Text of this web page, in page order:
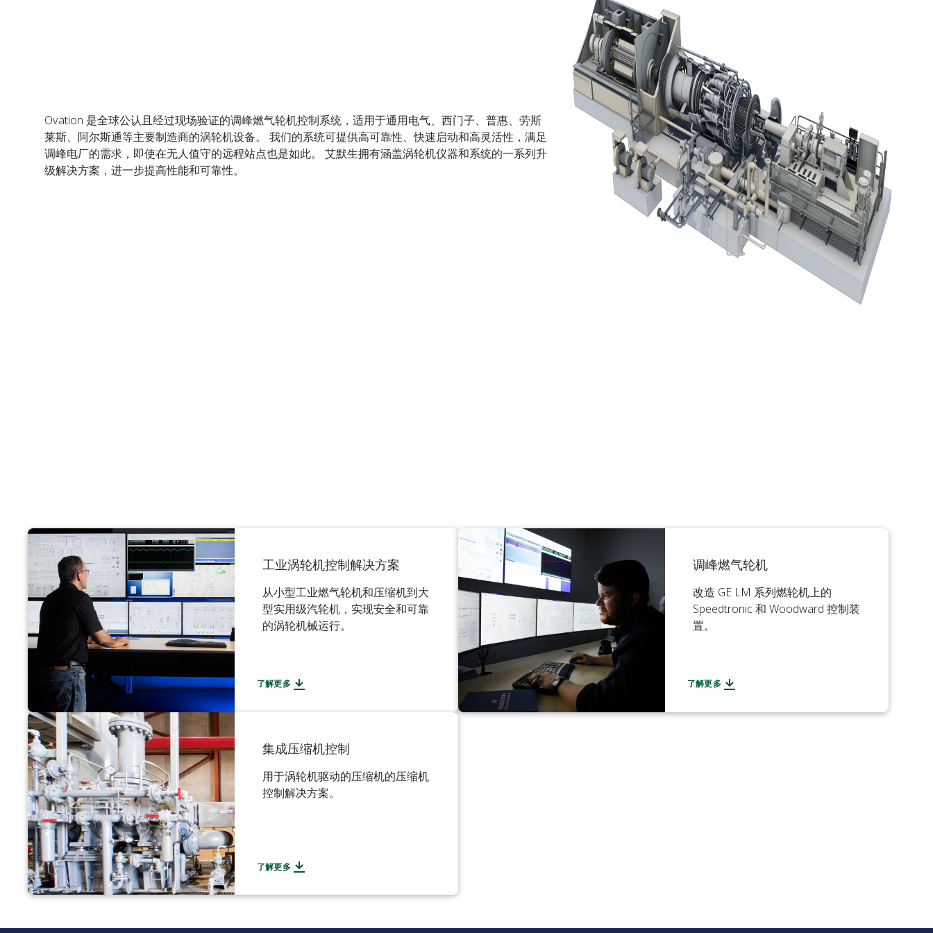
Ovation 是全球公认且经过现场验证的调峰燃气轮机控制系统，适用于通用电气、西门子、普惠、劳斯
莱斯、阿尔斯通等主要制造商的涡轮机设备。 我们的系统可提供高可靠性、快速启动和高灵活性，满足
调峰电厂的需求，即使在无人值守的远程站点也是如此。 艾默生拥有涵盖涡轮机仪器和系统的一系列升
级解决方案，进一步提高性能和可靠性。
工业涡轮机控制解决方案
从小型工业燃气轮机和压缩机到大
型实用级汽轮机，实现安全和可靠
的涡轮机械运行。
了解更多
调峰燃气轮机
改造 GE LM 系列燃轮机上的
Speedtronic 和 Woodward 控制装
置。
了解更多
集成压缩机控制
用于涡轮机驱动的压缩机的压缩机
控制解决方案。
了解更多